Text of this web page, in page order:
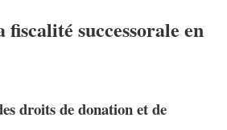
successorale en
droits de donation et de